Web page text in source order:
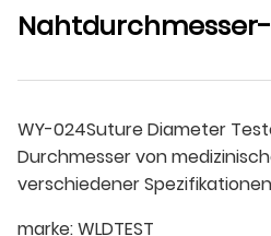
WY-024Suture Diameter
Durchmesser von
verschiedener
marke:WLDTEST